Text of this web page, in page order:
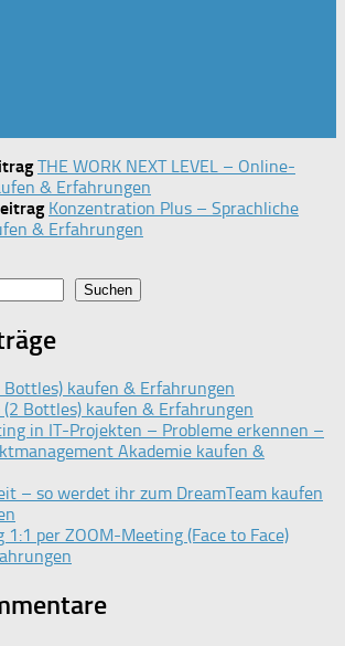
THE WORK NEXT LEVEL – Online-
& Erfahrungen
Konzentration Plus – Sprachliche
& Erfahrungen
Suchen
Bottles) kaufen & Erfahrungen
(2 Bottles) kaufen & Erfahrungen
in IT-Projekten – Probleme erkennen –
Akademie kaufen &
– so werdet ihr zum DreamTeam kaufen
1:1 per ZOOM-Meeting (Face to Face)